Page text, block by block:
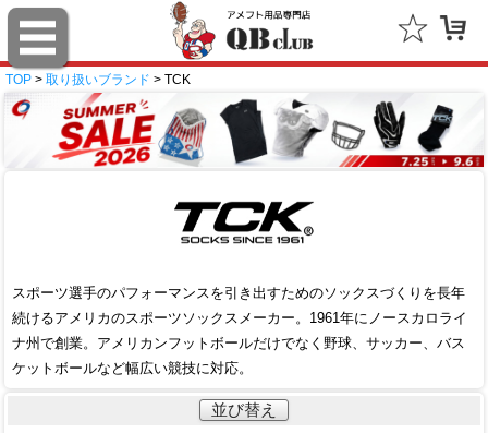
TOP > 取り扱いブランド > TCK
スポーツ選手のパフォーマンスを引き出すためのソックスづくりを長年
続けるアメリカのスポーツソックスメーカー。1961年にノースカロライ
ナ州で創業。アメリカンフットボールだけでなく野球、サッカー、バス
ケットボールなど幅広い競技に対応。
並び替え